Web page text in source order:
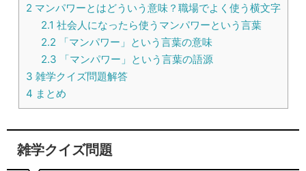
2 マンパワーとはどういう意味？職場でよく使う横文字
2.1 社会人になったら使うマンパワーという言葉
2.2 「マンパワー」という言葉の意味
2.3 「マンパワー」という言葉の語源
3 雑学クイズ問題解答
4 まとめ
雑学クイズ問題